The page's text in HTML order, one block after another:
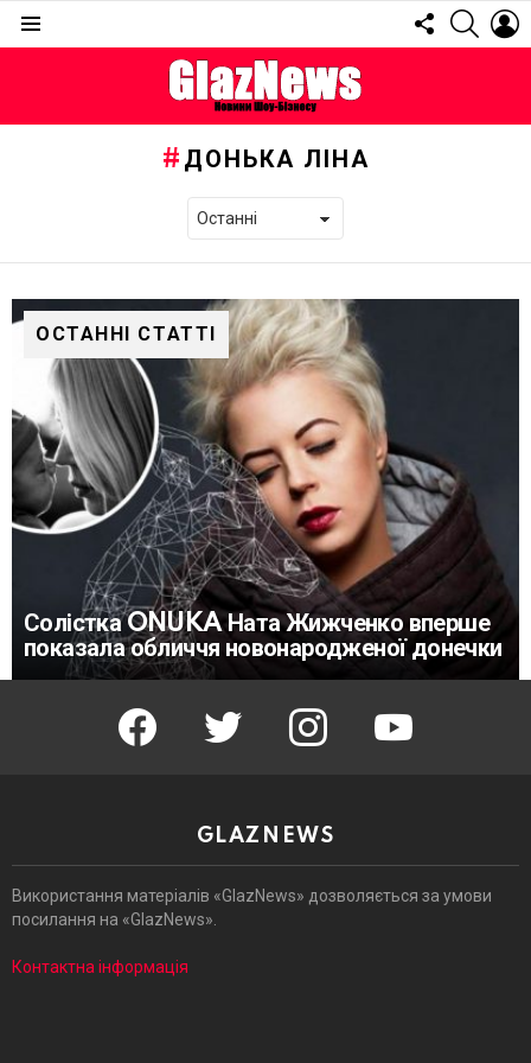
FOLLOW
US
ДОНЬКА ЛІНА
ОСТАННІ СТАТТІ
Солістка ONUKA Ната Жижченко вперше
показала обличчя новонародженої донечки
facebook twitter instagram youtube
GLAZNEWS
Використання матеріалів «GlazNews» дозволяється за умови
посилання на «GlazNews».
Контактна інформація